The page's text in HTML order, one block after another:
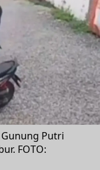
Putri
FOTO: